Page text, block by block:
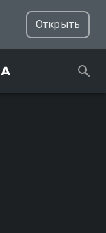
Открыть